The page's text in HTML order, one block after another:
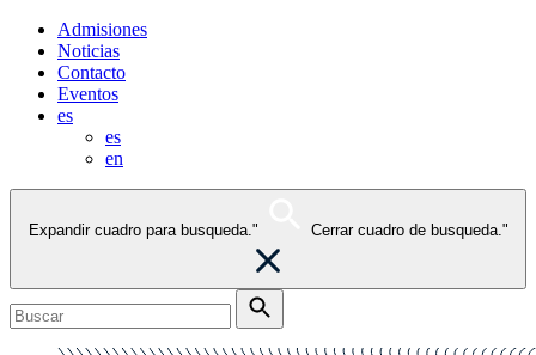
Admisiones
Noticias
Contacto
Eventos
es
es
en
Expandir cuadro para busqueda." Cerrar cuadro de busqueda."